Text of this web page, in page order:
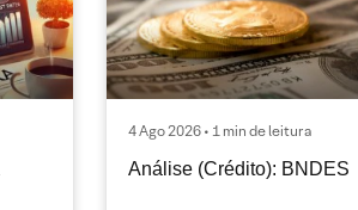
4 Ago 2026 • 1 min de leitura
Análise (Crédito): BNDES